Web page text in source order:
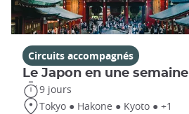
Circuits accompagnés
Le Japon en une semaine
9 jours
Tokyo ● Hakone ● Kyoto ● +1